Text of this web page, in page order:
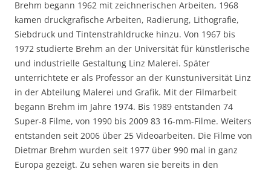
Brehm begann 1962 mit zeichnerischen Arbeiten, 1968
kamen druckgrafische Arbeiten, Radierung, Lithografie,
Siebdruck und Tintenstrahldrucke hinzu. Von 1967 bis
1972 studierte Brehm an der Universität für künstlerische
und industrielle Gestaltung Linz Malerei. Später
unterrichtete er als Professor an der Kunstuniversität Linz
in der Abteilung Malerei und Grafik. Mit der Filmarbeit
begann Brehm im Jahre 1974. Bis 1989 entstanden 74
Super-8 Filme, von 1990 bis 2009 83 16-mm-Filme. Weiters
entstanden seit 2006 über 25 Videoarbeiten. Die Filme von
Dietmar Brehm wurden seit 1977 über 990 mal in ganz
Europa gezeigt. Zu sehen waren sie bereits in den